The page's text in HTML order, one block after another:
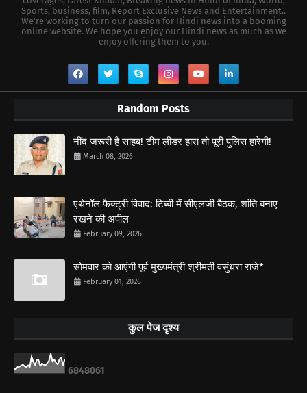
Sports, business, film, Report Exclusive News and Entertainment..
We're working to turn our passion for Hindi news into a booming
online website. We hope you enjoy our Hindi news as much as we
enjoy offering them to you.
Random Posts
नींद जरूरी है साहब! टीम लीडर हारा तो पूरी पुलिस हारेगी!
March 08, 2026
एथेनॉल फैक्ट्री विवाद: टिब्बी में सीएलजी बैठक, शांति बनाए
रखने की अपील
February 09, 2026
सोमवार को आएंगी पूर्व मुख्यमंत्री श्रीमती वसुंधरा राजे*
February 01, 2026
कुल पेज दृश्य
6848061